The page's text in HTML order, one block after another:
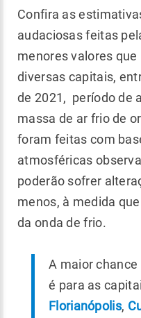
Confira as
audaciosas feitas
menores valores
diversas capitais,
de 2021, período de
massa de ar frio de
foram feitas com
atmosféricas
poderão sofrer
menos, à medida
da onda de frio.
A maior
é para as
Florianópolis,